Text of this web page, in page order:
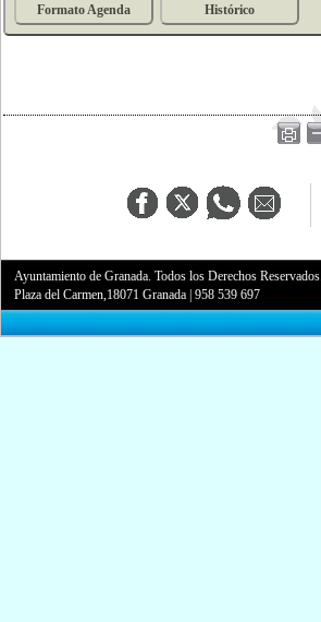
Formato Agenda Histórico
Ayuntamiento de Granada. Todos los Derechos Reservados.
Plaza del Carmen,18071 Granada |958 539 697